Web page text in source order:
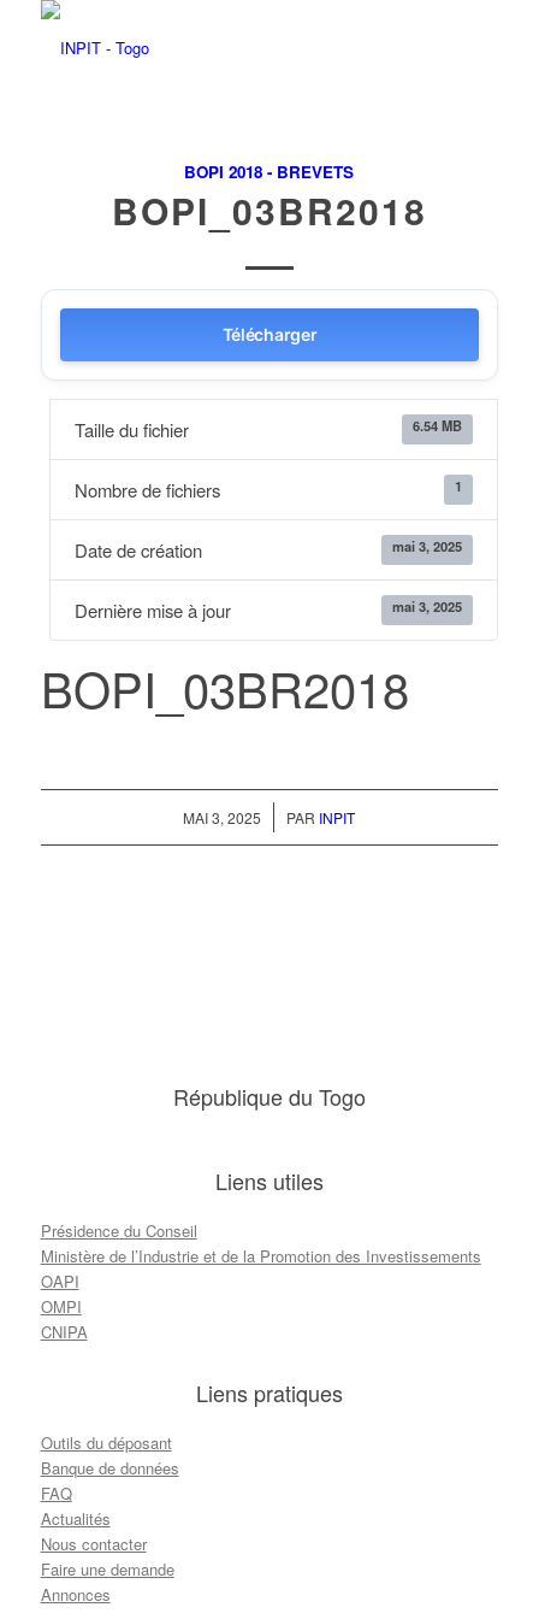
BOPI 2018 - BREVETS
BOPI_03BR2018
Télécharger
Taille du fichier 6.54 MB
Nombre de fichiers 1
Date de création mai 3, 2025
Dernière mise à jour mai 3, 2025
BOPI_03BR2018
MAI 3, 2025
/ PAR INPIT
République du Togo
Liens utiles
Présidence du Conseil
Ministère de l’Industrie et de la Promotion des Investissements
OAPI
OMPI
CNIPA
Liens pratiques
Outils du déposant
Banque de données
FAQ
Actualités
Nous contacter
Faire une demande
Annonces